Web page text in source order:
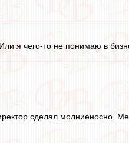
я чего-то не понимаю в
сделал молниеносно.